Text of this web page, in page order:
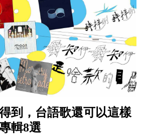
到，台語歌還可以這樣
輯8選